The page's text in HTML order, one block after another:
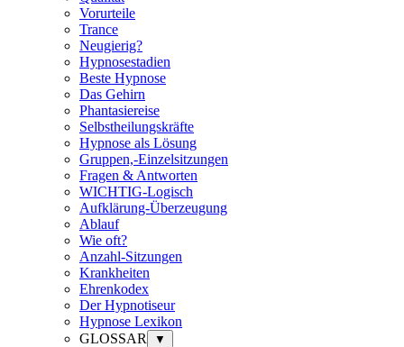
Vorurteile
Trance
Neugierig?
Hypnosestadien
Beste Hypnose
Das Gehirn
Phantasiereise
Selbstheilungskräfte
Hypnose als Lösung
Gruppen,-Einzelsitzungen
Fragen & Antworten
WICHTIG-Logisch
Aufklärung-Überzeugung
Ablauf
Wie oft?
Anzahl-Sitzungen
Krankheiten
Ehrenkodex
Der Hypnotiseur
Hypnose Lexikon
GLOSSAR
▼